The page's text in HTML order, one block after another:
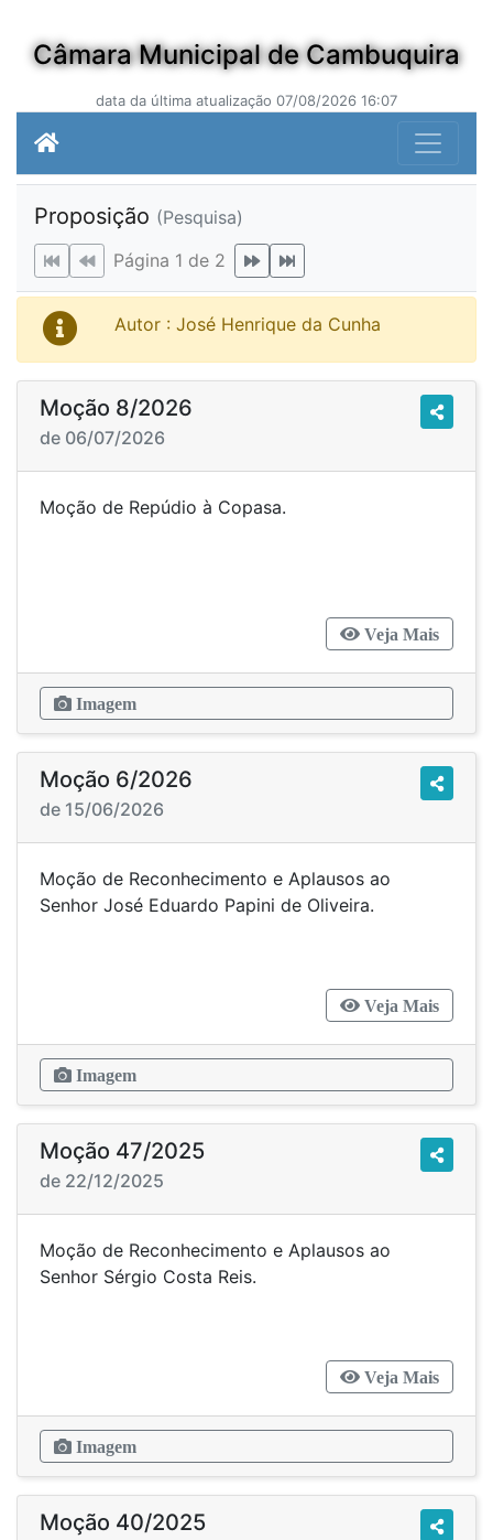
Câmara Municipal de Cambuquira
data da última atualização 07/08/2026 16:07
Proposição (Pesquisa)
Página 1 de 2
Autor : José Henrique da Cunha
Moção 8/2026
de 06/07/2026
Moção de Repúdio à Copasa.
Veja Mais
Imagem
Moção 6/2026
de 15/06/2026
Moção de Reconhecimento e Aplausos ao
Senhor José Eduardo Papini de Oliveira.
Veja Mais
Imagem
Moção 47/2025
de 22/12/2025
Moção de Reconhecimento e Aplausos ao
Senhor Sérgio Costa Reis.
Veja Mais
Imagem
Moção 40/2025